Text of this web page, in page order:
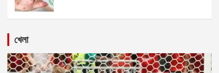
খেলা